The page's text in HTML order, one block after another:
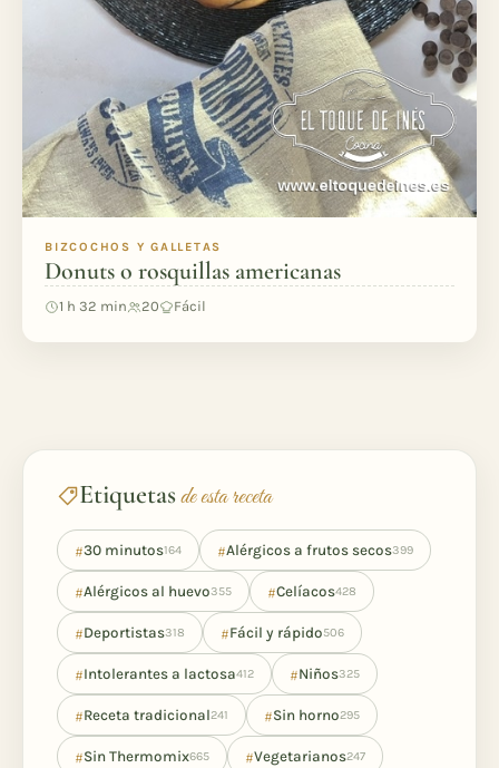
BIZCOCHOS Y GALLETAS
Donuts o rosquillas americanas
1 h 32 min 20 Fácil
Etiquetasde esta receta
#30 minutos164 #Alérgicos a frutos secos399
#Alérgicos al huevo355 #Celíacos428
#Deportistas318 #Fácil y rápido506
#Intolerantes a lactosa412 #Niños325
#Receta tradicional241 #Sin horno295
#Sin Thermomix665 #Vegetarianos247